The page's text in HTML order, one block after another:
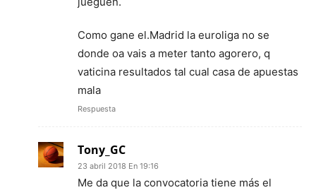
Como gane el.Madrid la euroliga no se
donde oa vais a meter tanto agorero, q
vaticina resultados tal cual casa de apuestas
mala
Respuesta
Tony_GC
23 abril 2018 En 19:16
Me da que la convocatoria tiene más el